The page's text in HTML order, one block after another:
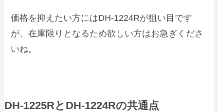
価格を抑えたい方にはDH‑1224Rが狙い目です
が、在庫限りとなるため欲しい方はお急ぎくださ
いね。
DH‑1225RとDH‑1224Rの共通点